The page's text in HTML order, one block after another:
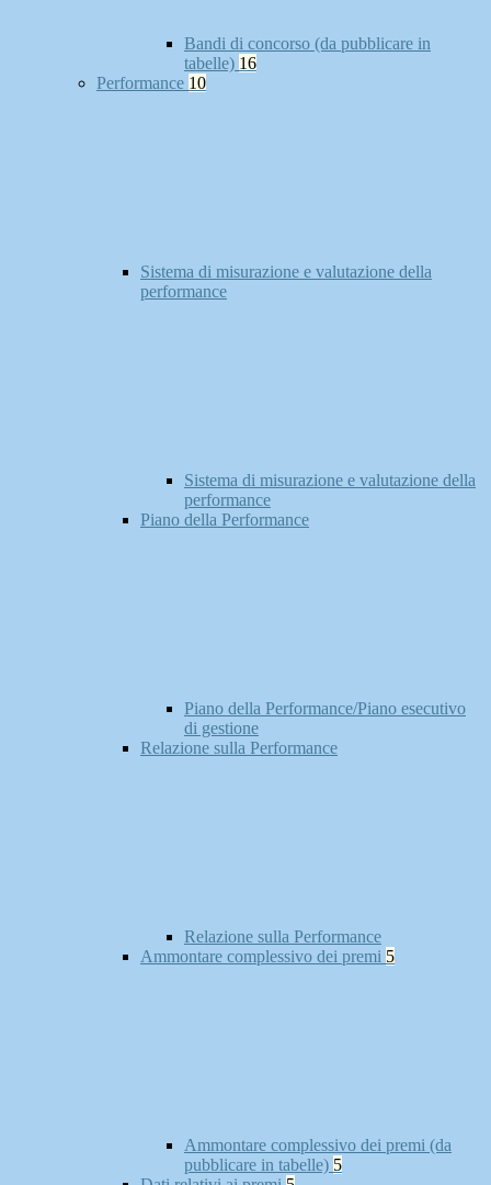
Bandi di concorso (da pubblicare in
tabelle) 16
Performance 10
Sistema di misurazione e valutazione della
performance
Sistema di misurazione e valutazione della
performance
Piano della Performance
Piano della Performance/Piano esecutivo
di gestione
Relazione sulla Performance
Relazione sulla Performance
Ammontare complessivo dei premi 5
Ammontare complessivo dei premi (da
pubblicare in tabelle) 5